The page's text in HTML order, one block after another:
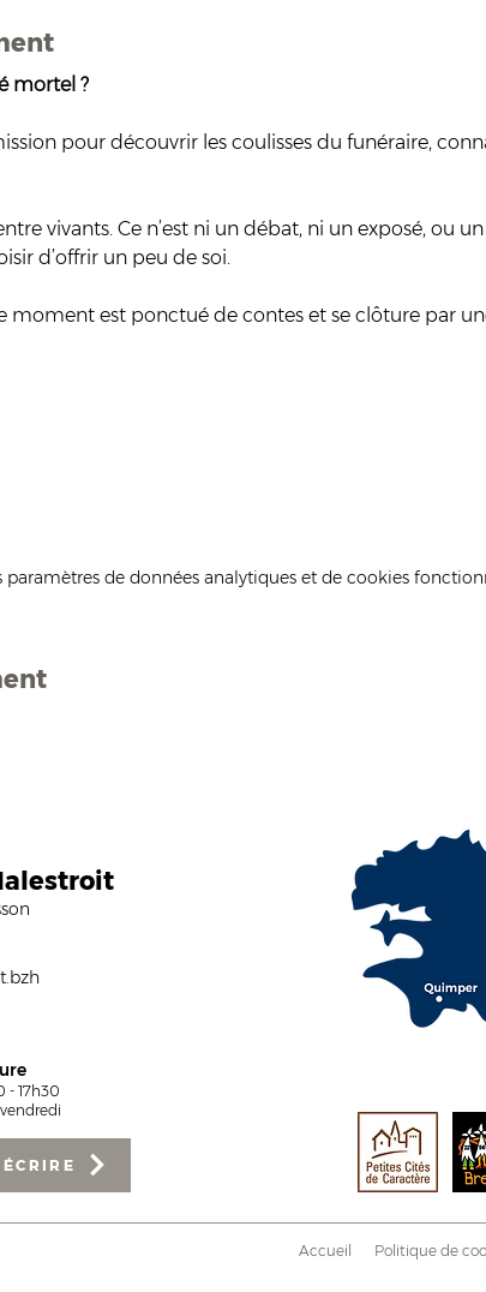
mortel ?
pour découvrir les coulisses du funéraire,
vivants. Ce n’est ni un débat, ni un exposé, ou
d’offrir un peu de soi.
moment est ponctué de contes et se clôture par
de données analytiques et de cookies
- 17h30
Accueil Politique de